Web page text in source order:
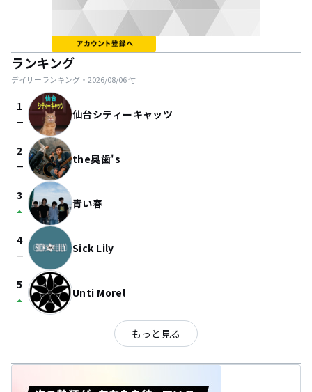
ランキング
デイリーランキング・ 2026/08/06付
1
check_indeterminate_small 仙台シティーキャッツ
2
check_indeterminate_small the奥歯's
3
arrow_drop_up 青い春
4
check_indeterminate_small Sick Lily
5
arrow_drop_up Unti Morel
もっと見る